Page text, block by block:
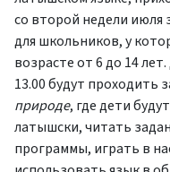
со второй недели июля
для школьников, у
возрасте от 6 до 14
13.00 будут проходить
природе, где дети
латышски, читать
программы, играть в